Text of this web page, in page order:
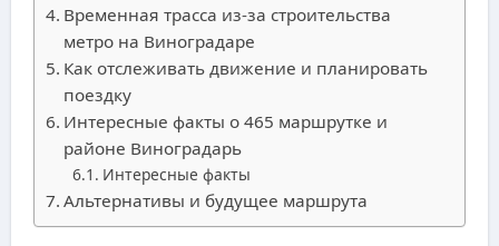
Временная трасса из-за строительства
метро на Виноградаре
Как отслеживать движение и планировать
поездку
Интересные факты о 465 маршрутке и
районе Виноградарь
Интересные факты
Альтернативы и будущее маршрута